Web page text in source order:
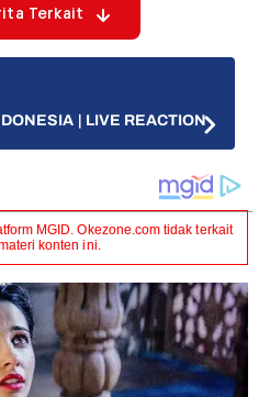
Terkait
| LIVE REACTION